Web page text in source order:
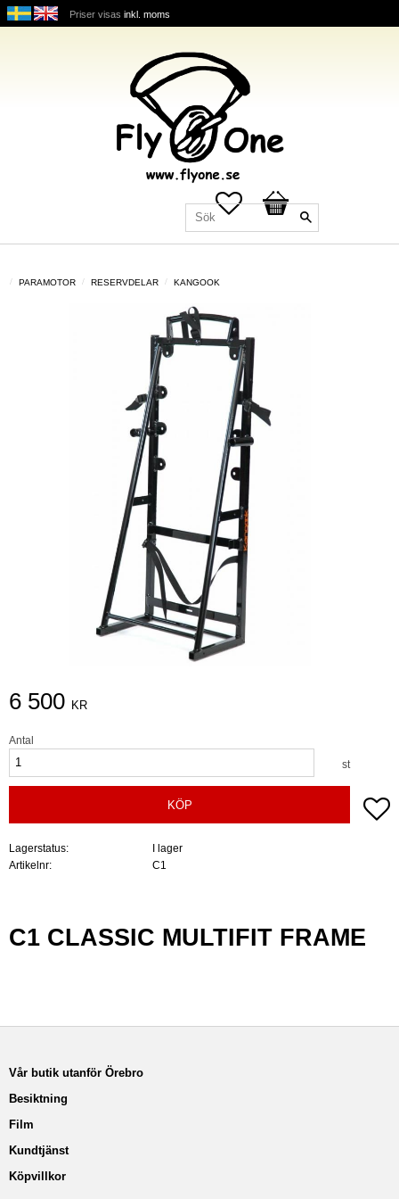
Priser visas inkl. moms
Favoriter
Kundvagn
PARAMOTOR RESERVDELAR KANGOOK
6 500 KR
Antal
st
KÖP
Lagerstatus
I lager
Artikelnr
C1
C1 CLASSIC MULTIFIT FRAME
Vår butik utanför Örebro
Besiktning
Film
Kundtjänst
Köpvillkor